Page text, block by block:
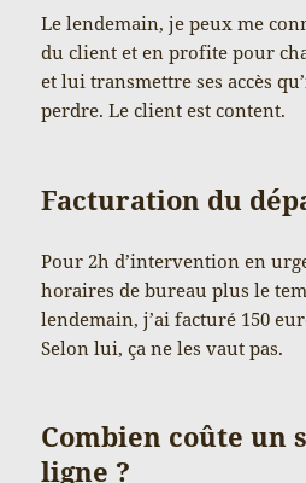
Le lendemain, je peux me
du client et en profite pour
et lui transmettre ses accès
perdre. Le client est content.
Facturation du
Pour 2h d’intervention en
horaires de bureau plus le
lendemain, j’ai facturé 150
Selon lui, ça ne les vaut pas.
Combien coûte un
ligne ?